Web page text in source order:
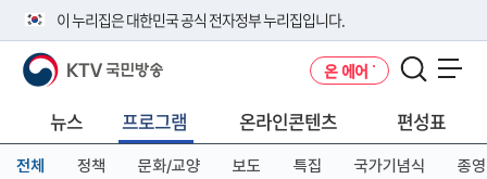
이 누리집은 대한민국 공식 전자정부 누리집입니다.
공식 누리집 주소 확인하기
니다.
이밖에 or.kr 또는 .kr등 다른 도메인 주소를 사용하고 있다면 아래 URL에
서 도메인 주소를 확인해 보세요
KTV 국민방송 온 에어
뉴스 프로그램 온라인콘텐츠 편성표
전체 정책 문화/교양 보도 특집 국가기념식 종영